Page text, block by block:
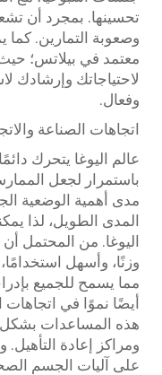
تحسينها. بمجرد أن
وصعوبة التمارين.
معتمد في بيلاتس؛
لاحتياجاتك
وفعال.
اتجاهات الصناعة
عالم اليوغا يتحرك
باستمرار لجعل
مدى أهمية الوضعية
المدى الطويل، لذا
اليوغا. من المحتمل
وزنًا، وأسهل
مما يسمح للجميع
أيضًا نموًا في اتجاهات
هذه المساعدات بشكل
ومراكز إعادة التأهيل.
على آليات الجسم